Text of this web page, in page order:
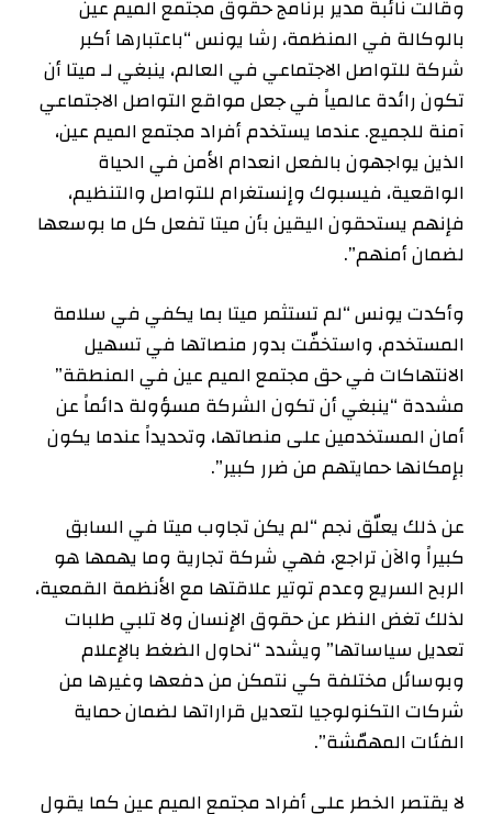
وقالت نائبة مدير برنامج حقوق مجتمع الميم عين
بالوكالة في المنظمة، رشا يونس “باعتبارها أكبر
شركة للتواصل الاجتماعي في العالم، ينبغي لـ ميتا أن
تكون رائدة عالمياً في جعل مواقع التواصل الاجتماعي
آمنة للجميع. عندما يستخدم أفراد مجتمع الميم عين،
الذين يواجهون بالفعل انعدام الأمن في الحياة
الواقعية، فيسبوك وإنستغرام للتواصل والتنظيم،
فإنهم يستحقون اليقين بأن ميتا تفعل كل ما بوسعها
لضمان أمنهم”.
وأكدت يونس “لم تستثمر ميتا بما يكفي في سلامة
المستخدم، واستخفّت بدور منصاتها في تسهيل
الانتهاكات في حق مجتمع الميم عين في المنطقة”
مشددة “ينبغي أن تكون الشركة مسؤولة دائماً عن
أمان المستخدمين على منصاتها، وتحديداً عندما يكون
بإمكانها حمايتهم من ضرر كبير”.
عن ذلك يعلّق نجم “لم يكن تجاوب ميتا في السابق
كبيراً والآن تراجع، فهي شركة تجارية وما يهمها هو
الربح السريع وعدم توتير علاقتها مع الأنظمة القمعية،
لذلك تغض النظر عن حقوق الإنسان ولا تلبي طلبات
تعديل سياساتها” ويشدد “نحاول الضغط بالإعلام
وبوسائل مختلفة كي نتمكن من دفعها وغيرها من
شركات التكنولوجيا لتعديل قراراتها لضمان حماية
الفئات المهمّشة”.
لا يقتصر الخطر على أفراد مجتمع الميم عين كما يقول